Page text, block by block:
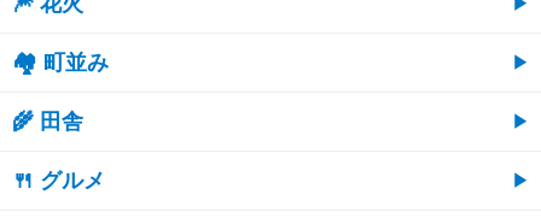
🏘 町並み
🌾 田舎
🍴 グルメ